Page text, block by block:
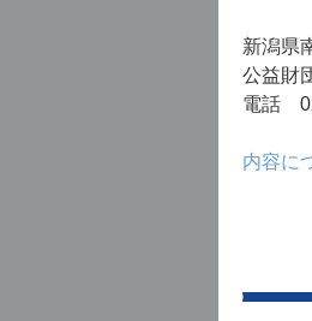
プ
新潟県
公益財
電話
内容に